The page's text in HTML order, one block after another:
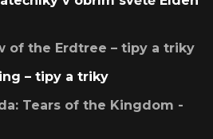
of the Erdtree – tipy a triky
– tipy a triky
Tears of the Kingdom -